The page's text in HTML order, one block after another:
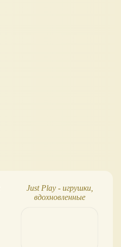
Just Play - игрушки,
вдохновленные